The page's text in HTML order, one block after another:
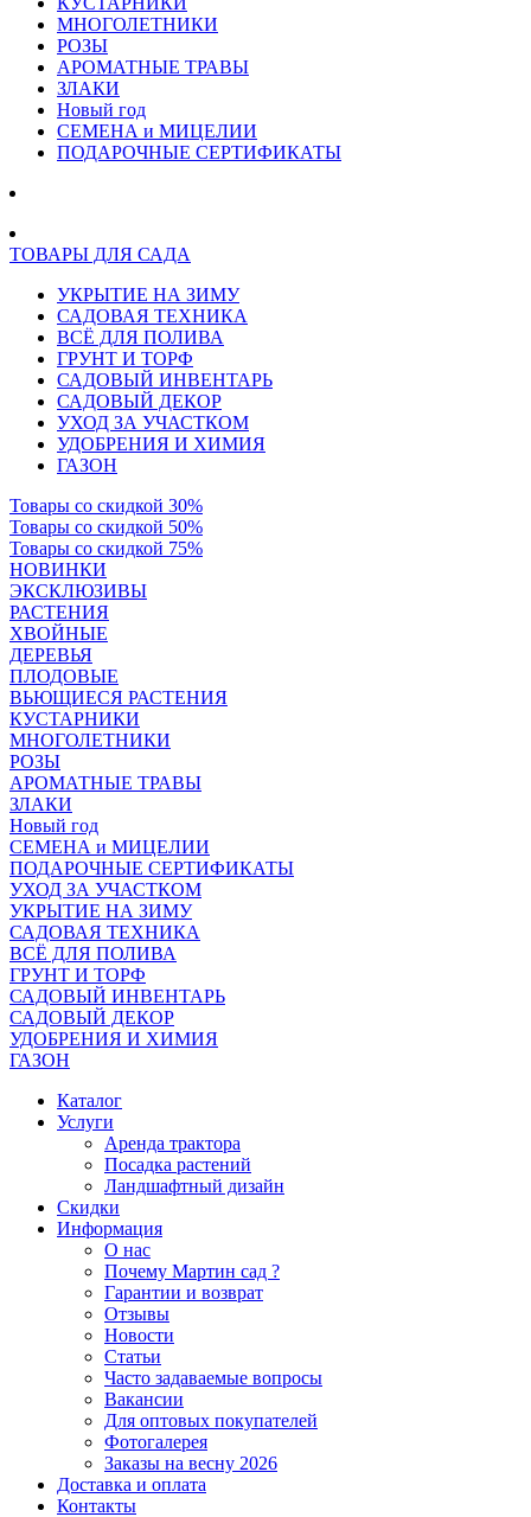
МНОГОЛЕТНИКИ
РОЗЫ
АРОМАТНЫЕ ТРАВЫ
ЗЛАКИ
Новый год
СЕМЕНА и МИЦЕЛИИ
ПОДАРОЧНЫЕ СЕРТИФИКАТЫ
ТОВАРЫ ДЛЯ САДА
УКРЫТИЕ НА ЗИМУ
САДОВАЯ ТЕХНИКА
ВСЁ ДЛЯ ПОЛИВА
ГРУНТ И ТОРФ
САДОВЫЙ ИНВЕНТАРЬ
САДОВЫЙ ДЕКОР
УХОД ЗА УЧАСТКОМ
УДОБРЕНИЯ И ХИМИЯ
ГАЗОН
Товары со скидкой 30%
Товары со скидкой 50%
Товары со скидкой 75%
НОВИНКИ
ЭКСКЛЮЗИВЫ
РАСТЕНИЯ
ХВОЙНЫЕ
ДЕРЕВЬЯ
ПЛОДОВЫЕ
ВЬЮЩИЕСЯ РАСТЕНИЯ
КУСТАРНИКИ
МНОГОЛЕТНИКИ
РОЗЫ
АРОМАТНЫЕ ТРАВЫ
ЗЛАКИ
Новый год
СЕМЕНА и МИЦЕЛИИ
ПОДАРОЧНЫЕ СЕРТИФИКАТЫ
УХОД ЗА УЧАСТКОМ
УКРЫТИЕ НА ЗИМУ
САДОВАЯ ТЕХНИКА
ВСЁ ДЛЯ ПОЛИВА
ГРУНТ И ТОРФ
САДОВЫЙ ИНВЕНТАРЬ
САДОВЫЙ ДЕКОР
УДОБРЕНИЯ И ХИМИЯ
ГАЗОН
Каталог
Услуги
Аренда трактора
Посадка растений
Ландшафтный дизайн
Скидки
Информация
О нас
Почему Мартин сад ?
Гарантии и возврат
Отзывы
Новости
Статьи
Часто задаваемые вопросы
Вакансии
Для оптовых покупателей
Фотогалерея
Заказы на весну 2026
Доставка и оплата
Контакты